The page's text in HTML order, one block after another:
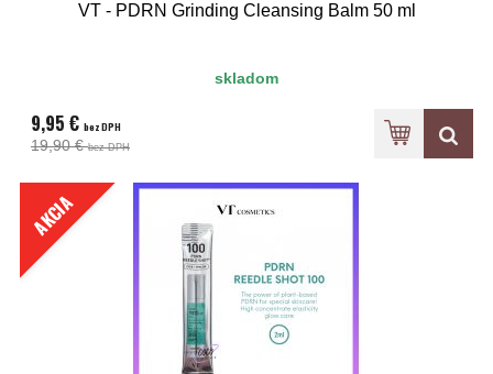
VT - PDRN Grinding Cleansing Balm 50 ml
skladom
9,95 € bez DPH
19,90 €bez DPH
AKCIA